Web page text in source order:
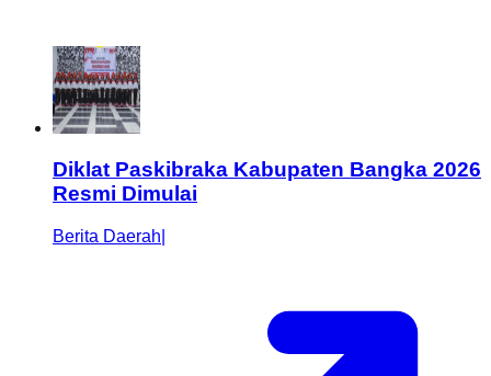
Diklat Paskibraka Kabupaten Bangka 2026
Resmi Dimulai
Berita Daerah